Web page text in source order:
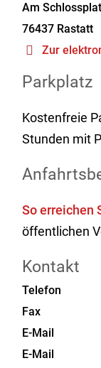
Am
76437 Rastatt
Zur
Parkplatz
Kostenfreie
Stunden mit
So erreichen
öffentlichen
Kontakt
Telefon
Fax
E-Mail
E-Mail